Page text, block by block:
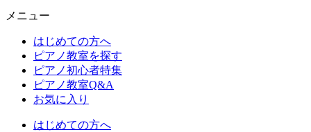
メニュー
はじめての方へ
ピアノ教室を探す
ピアノ初心者特集
ピアノ教室Q&A
お気に入り
はじめての方へ